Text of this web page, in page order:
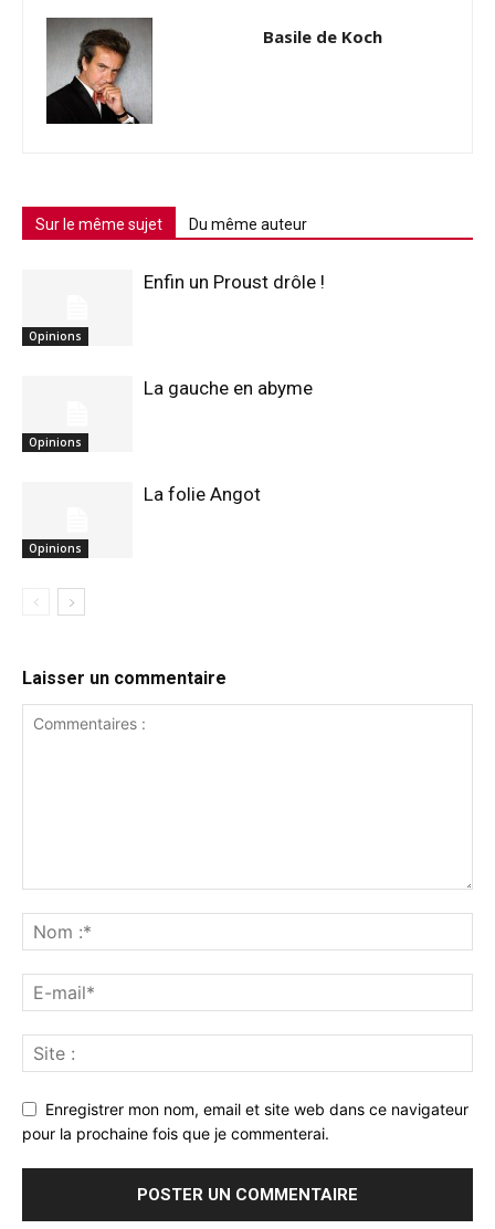
Basile de Koch
Sur le même sujet Du même auteur
Opinions
Enfin un Proust drôle !
Opinions
La gauche en abyme
Opinions
La folie Angot
Laisser un commentaire
Enregistrer mon nom, email et site web dans ce navigateur
pour la prochaine fois que je commenterai.